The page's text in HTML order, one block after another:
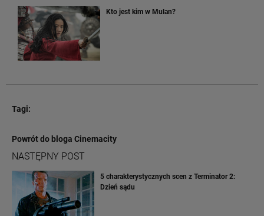
Kto jest kim w Mulan?
Tagi:
Powrót do bloga Cinemacity
NASTĘPNY POST
5 charakterystycznych scen z Terminator 2:
Dzień sądu